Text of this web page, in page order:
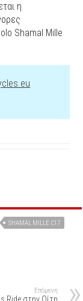
η
Shamal Mille
SHAMAL MILLE C17
Επόμενη